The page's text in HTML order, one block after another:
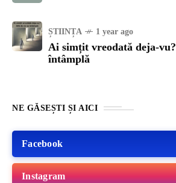
ȘTIINȚA 1 year ago
Ai simțit vreodată deja-
întâmplă
NE GĂSEȘTI ȘI AICI
Facebook
Instagram